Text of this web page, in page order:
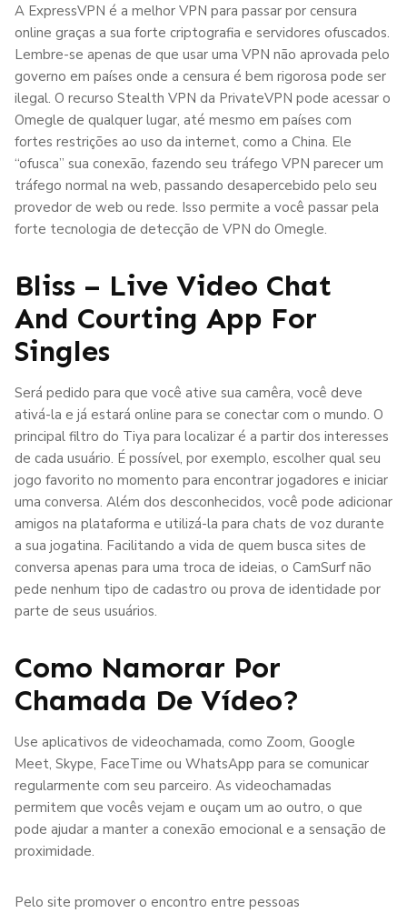
A ExpressVPN é a melhor VPN para passar por censura
online graças a sua forte criptografia e servidores ofuscados.
Lembre-se apenas de que usar uma VPN não aprovada pelo
governo em países onde a censura é bem rigorosa pode ser
ilegal. O recurso Stealth VPN da PrivateVPN pode acessar o
Omegle de qualquer lugar, até mesmo em países com
fortes restrições ao uso da internet, como a China. Ele
“ofusca” sua conexão, fazendo seu tráfego VPN parecer um
tráfego normal na web, passando desapercebido pelo seu
provedor de web ou rede. Isso permite a você passar pela
forte tecnologia de detecção de VPN do Omegle.
Bliss – Live Video Chat
And Courting App For
Singles
Será pedido para que você ative sua camêra, você deve
ativá-la e já estará online para se conectar com o mundo. O
principal filtro do Tiya para localizar é a partir dos interesses
de cada usuário. É possível, por exemplo, escolher qual seu
jogo favorito no momento para encontrar jogadores e iniciar
uma conversa. Além dos desconhecidos, você pode adicionar
amigos na plataforma e utilizá-la para chats de voz durante
a sua jogatina. Facilitando a vida de quem busca sites de
conversa apenas para uma troca de ideias, o CamSurf não
pede nenhum tipo de cadastro ou prova de identidade por
parte de seus usuários.
Como Namorar Por
Chamada De Vídeo?
Use aplicativos de videochamada, como Zoom, Google
Meet, Skype, FaceTime ou WhatsApp para se comunicar
regularmente com seu parceiro. As videochamadas
permitem que vocês vejam e ouçam um ao outro, o que
pode ajudar a manter a conexão emocional e a sensação de
proximidade.
Pelo site promover o encontro entre pessoas